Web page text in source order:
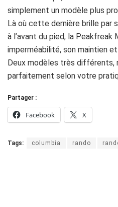
simplement un modèle plus
Là où cette dernière brille par
à l’avant du pied, la Peakfreak
imperméabilité, son maintien
Deux modèles très différents,
parfaitement selon votre
Partager :
Facebook X
Tags: columbia rando